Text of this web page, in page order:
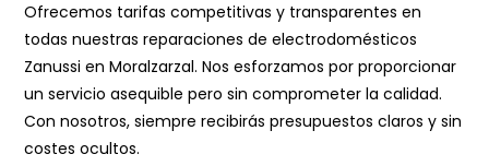
Ofrecemos tarifas competitivas y transparentes en
todas nuestras reparaciones de electrodomésticos
Zanussi en Moralzarzal. Nos esforzamos por proporcionar
un servicio asequible pero sin comprometer la calidad.
Con nosotros, siempre recibirás presupuestos claros y sin
costes ocultos.